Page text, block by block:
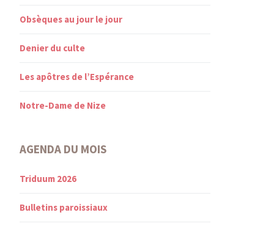
Obsèques au jour le jour
Denier du culte
Les apôtres de l’Espérance
Notre-Dame de Nize
AGENDA DU MOIS
Triduum 2026
Bulletins paroissiaux